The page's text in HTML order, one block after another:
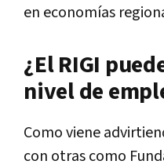
en economías
¿El RIGI
nivel de
Como viene
con otras como